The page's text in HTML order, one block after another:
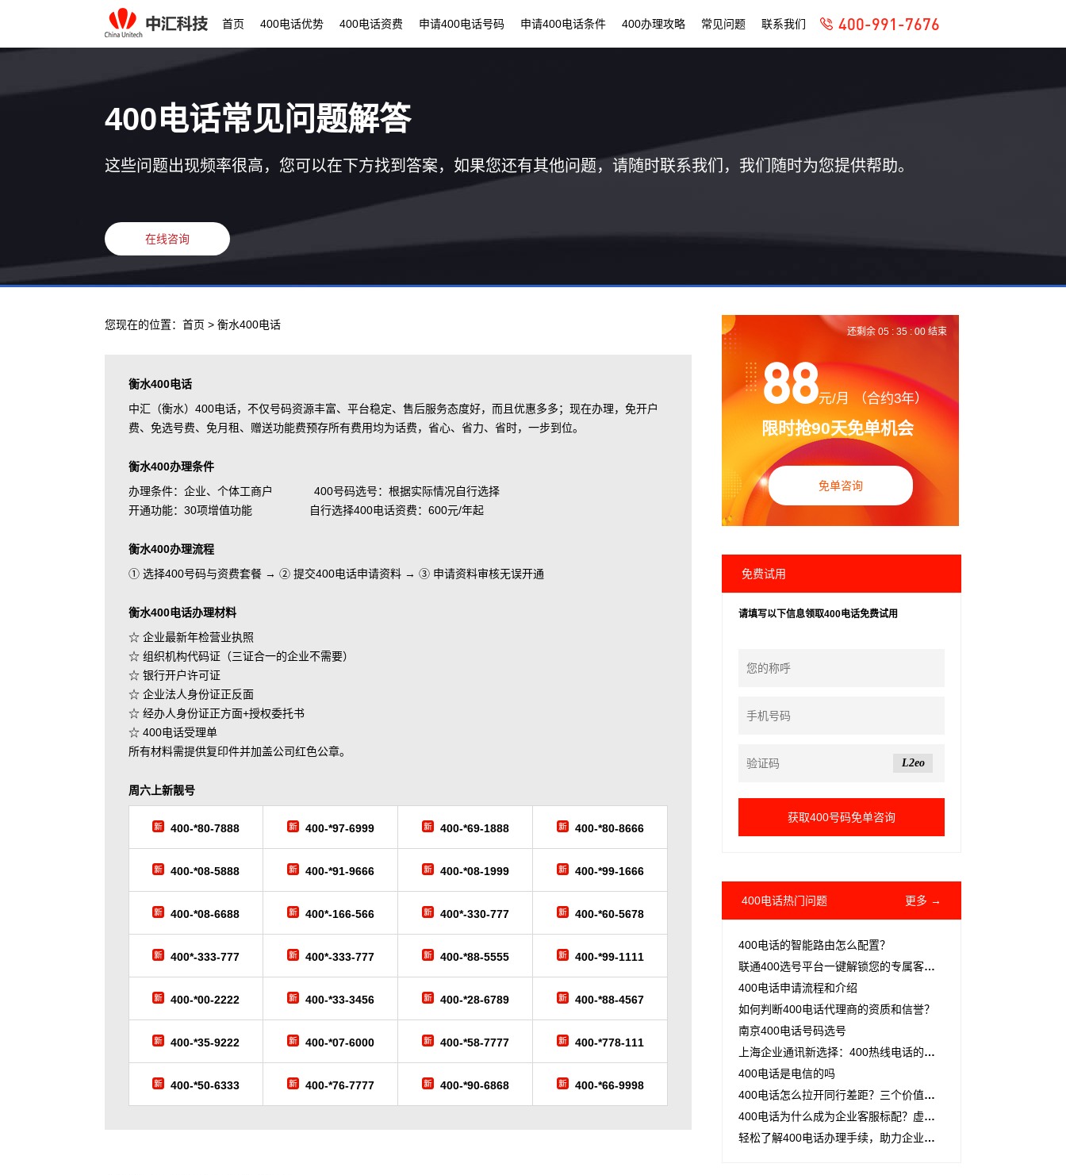
首页 400电话优势 400电话资费 申请400电话号码 申请400电话条件 400办理攻略 常见问题 联系我们 400-991-7676
400电话常见问题解答
这些问题出现频率很高，您可以在下方找到答案，如果您还有其他问题，请随时联系我们，我们随时为您提供帮助。
在线咨询
您现在的位置： 首页 > 衡水400电话
衡水400电话
中汇（衡水）400电话，不仅号码资源丰富、平台稳定、售后服务态度好，而且优惠多多；现在办理，免开户
费、免选号费、免月租、赠送功能费预存所有费用均为话费，省心、省力、省时，一步到位。
衡水400办理条件
办理条件：企业、个体工商户 400号码选号：根据实际情况自行选择
开通功能：30项增值功能 自行选择400电话资费：600元/年起
衡水400办理流程
① 选择400号码与资费套餐 → ② 提交400电话申请资料 → ③ 申请资料审核无误开通
衡水400电话办理材料
☆ 企业最新年检营业执照
☆ 组织机构代码证（三证合一的企业不需要）
☆ 银行开户许可证
☆ 企业法人身份证正反面
☆ 经办人身份证正方面+授权委托书
☆ 400电话受理单
所有材料需提供复印件并加盖公司红色公章。
周六 上新靓号
400-*80-7888 400-*97-6999 400-*69-1888 400-*80-8666
400-*08-5888 400-*91-9666 400-*08-1999 400-*99-1666
400-*08-6688 400*-166-566 400*-330-777 400-*60-5678
400*-333-777 400*-333-777 400-*88-5555 400-*99-1111
400-*00-2222 400-*33-3456 400-*28-6789 400-*88-4567
400-*35-9222 400-*07-6000 400-*58-7777 400-*778-111
400-*50-6333 400-*76-7777 400-*90-6868 400-*66-9998
88元/月 （合约3年）
限时抢90天免单机会
免单咨询
还剩余 05 : 35 :00 结束
免费试用
请填写以下信息领取400电话免费试用
L2eo
400电话热门问题 更多 →
400电话的智能路由怎么配置？
联通400选号平台一键解锁您的专属客服热线
400电话申请流程和介绍
如何判断400电话代理商的资质和信誉？
南京400电话号码选号
上海企业通讯新选择：400热线电话的全方位解析
400电话是电信的吗
400电话怎么拉开同行差距？三个价值企业主必看
400电话为什么成为企业客服标配？虚拟号码+双向收费是核心
轻松了解400电话办理手续，助力企业通信升级